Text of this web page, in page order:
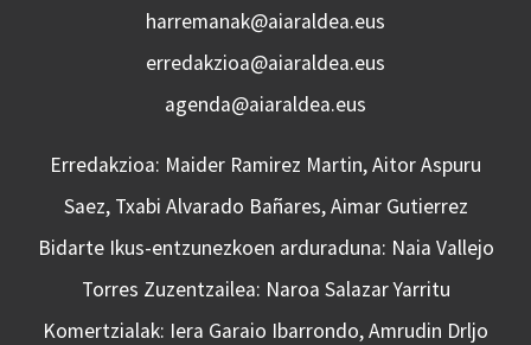
harremanak@aiaraldea.eus
erredakzioa@aiaraldea.eus
agenda@aiaraldea.eus
Erredakzioa: Maider Ramirez Martin, Aitor Aspuru
Saez, Txabi Alvarado Bañares, Aimar Gutierrez
Bidarte Ikus-entzunezkoen arduraduna: Naia Vallejo
Torres Zuzentzailea: Naroa Salazar Yarritu
Komertzialak: Iera Garaio Ibarrondo, Amrudin Drljo